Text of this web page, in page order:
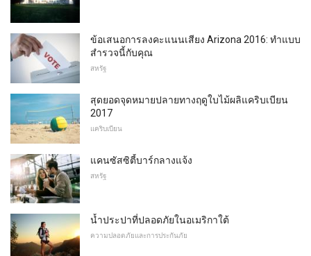
ข้อเสนอการลงคะแนนเสียง Arizona 2016: ทำแบบ
สำรวจนี้กับคุณ
สหรัฐ
สุดยอดจุดหมายปลายทางฤดูใบไม้ผลิแคริบเบียน
2017
แคริบเบียน
แคนซัสซิตี้บาร์กลางแจ้ง
สหรัฐ
น้ำประปาที่ปลอดภัยในอเมริกาใต้
ความปลอดภัยและการประกันภัย